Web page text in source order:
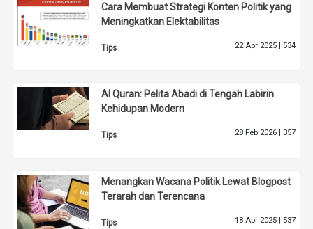
Cara Membuat Strategi Konten Politik yang
Meningkatkan Elektabilitas
Tips 22 Apr 2025 | 534
Al Quran: Pelita Abadi di Tengah Labirin
Kehidupan Modern
Tips 28 Feb 2026 | 357
Menangkan Wacana Politik Lewat Blogpost
Terarah dan Terencana
Tips 18 Apr 2025 | 537